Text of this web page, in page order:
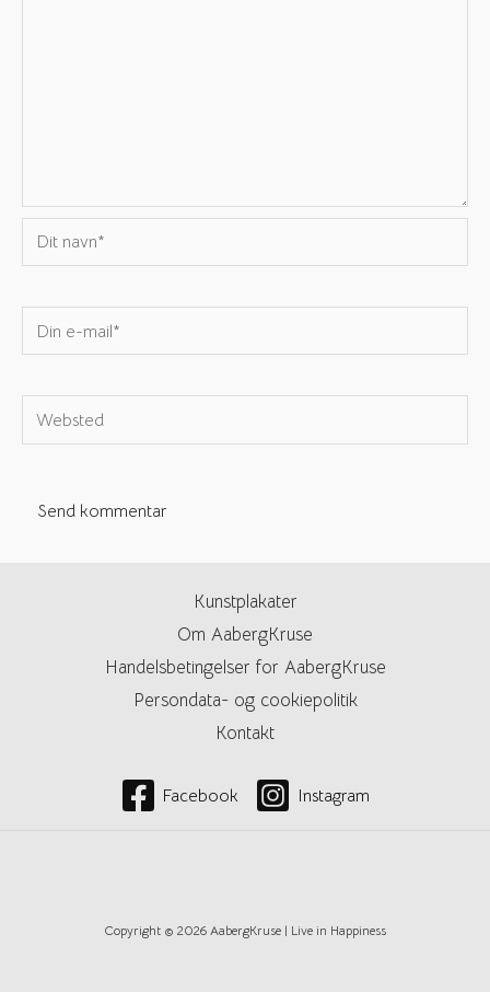
Dit
navn*
Din
e-
Websted
Kunstplakater
Om AabergKruse
Handelsbetingelser for AabergKruse
Persondata- og cookiepolitik
Kontakt
Facebook Instagram
Copyright © 2026 AabergKruse | Live in Happiness